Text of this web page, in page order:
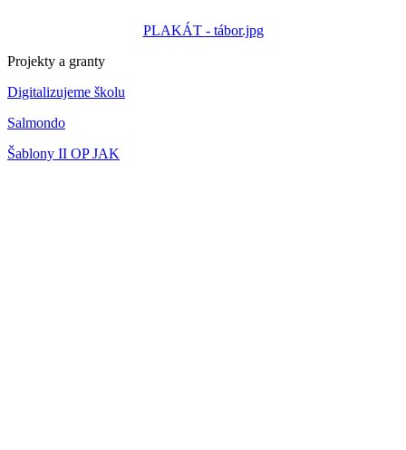
PLAKÁT - tábor.jpg
Projekty a granty
Digitalizujeme školu
Salmondo
Šablony II OP JAK